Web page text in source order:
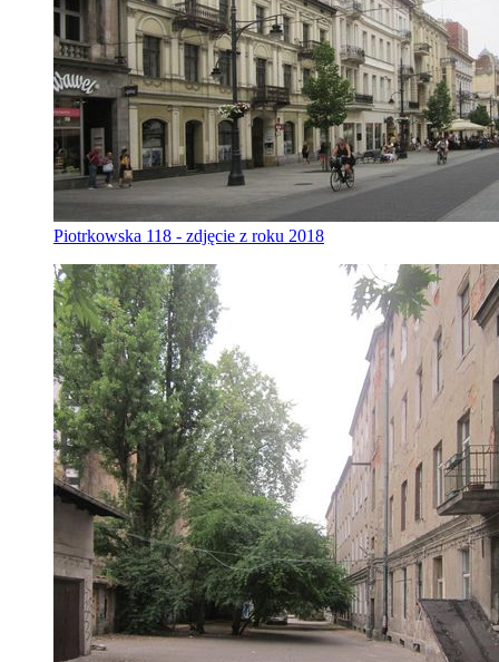
Piotrkowska 118 - zdjęcie z roku 2018